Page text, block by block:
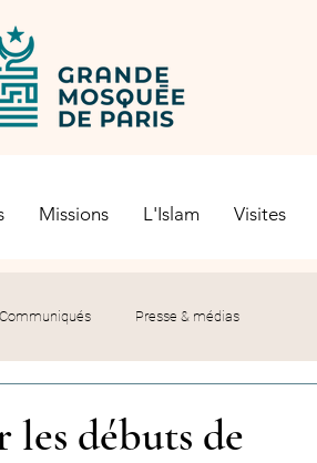
Missions L'Islam Visites
Communiqués Presse & médias
débuts de